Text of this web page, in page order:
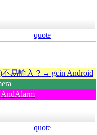
quote
易輸入？→ gcin Android
quote